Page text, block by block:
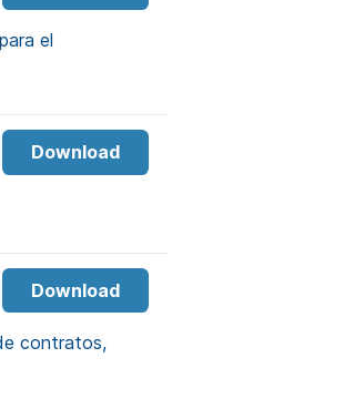
el
Download
Download
contratos,